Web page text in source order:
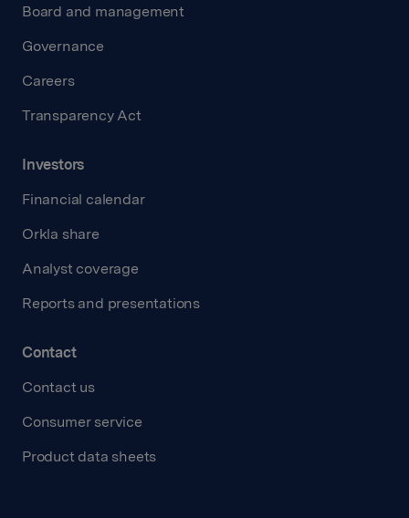
Board and management
Governance
Careers
Transparency Act
Investors
Financial calendar
Orkla share
Analyst coverage
Reports and presentations
Contact
Contact us
Consumer service
Product data sheets